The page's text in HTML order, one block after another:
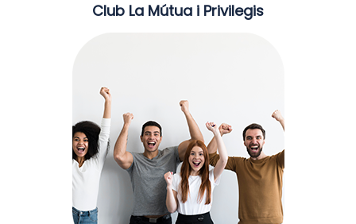
Club La Mútua i Privilegis